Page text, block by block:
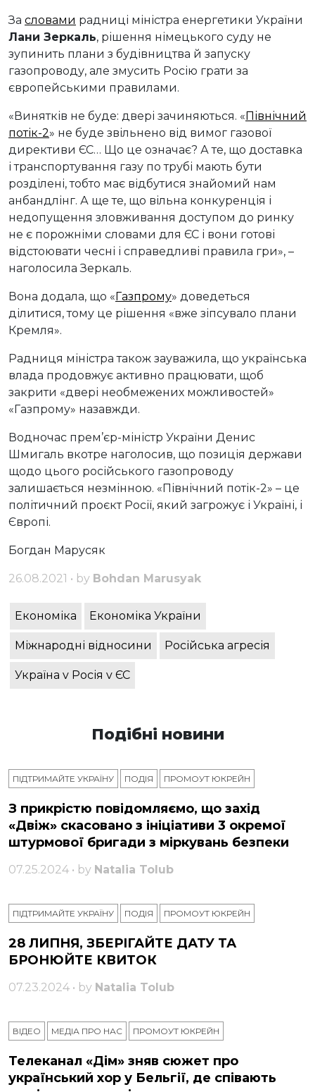
За словами радниці міністра енергетики України
Лани Зеркаль, рішення німецького суду не
зупинить плани з будівництва й запуску
газопроводу, але змусить Росію грати за
європейськими правилами.
«Винятків не буде: двері зачиняються. « Північний
потік-2» не буде звільнено від вимог газової
директиви ЄС… Що це означає? А те, що доставка
і транспортування газу по трубі мають бути
розділені, тобто має відбутися знайомий нам
анбандлінг. А ще те, що вільна конкуренція і
недопущення зловживання доступом до ринку
не є порожніми словами для ЄС і вони готові
відстоювати чесні і справедливі правила гри», –
наголосила Зеркаль.
Вона додала, що « Газпрому» доведеться
ділитися, тому це рішення «вже зіпсувало плани
Кремля».
Радниця міністра також зауважила, що українська
влада продовжує активно працювати, щоб
закрити «двері необмежених можливостей»
«Газпрому» назавжди.
Водночас прем’єр-міністр України Денис
Шмигаль вкотре наголосив, що позиція держави
щодо цього російського газопроводу
залишається незмінною. «Північний потік-2» – це
політичний проєкт Росії, який загрожує і Україні, і
Європі.
Богдан Марусяк
26.08.2021 • by Bohdan Marusyak
Економіка Економіка України
Міжнародні відносини Російська агресія
Україна v Росія v ЄС
Подібні новини
ПІДТРИМАЙТЕ УКРАЇНУ ПОДІЯ ПРОМОУТ ЮКРЕЙН
З прикрістю повідомляємо, що захід
«Двіж» скасовано з ініціативи 3 окремої
штурмової бригади з міркувань безпеки
07.25.2024 • by Natalia Tolub
ПІДТРИМАЙТЕ УКРАЇНУ ПОДІЯ ПРОМОУТ ЮКРЕЙН
28 ЛИПНЯ, ЗБЕРІГАЙТЕ ДАТУ ТА
БРОНЮЙТЕ КВИТОК
07.23.2024 • by Natalia Tolub
ВІДЕО МЕДІА ПРО НАС ПРОМОУТ ЮКРЕЙН
Телеканал «Дім» зняв сюжет про
український хор у Бельгії, де співають